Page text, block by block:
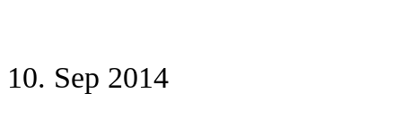
10. Sep 2014